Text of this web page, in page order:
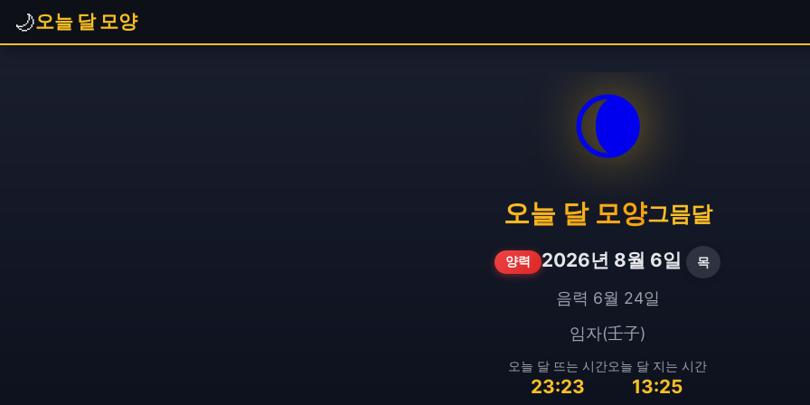
🌙오늘 달 모양
🌘
오늘 달 모양그믐달
양력 2026년 8월 6일 목
음력 6월 24일
임자(壬子)
오늘 달 뜨는 시간
23:23
오늘 달 지는 시간
13:25